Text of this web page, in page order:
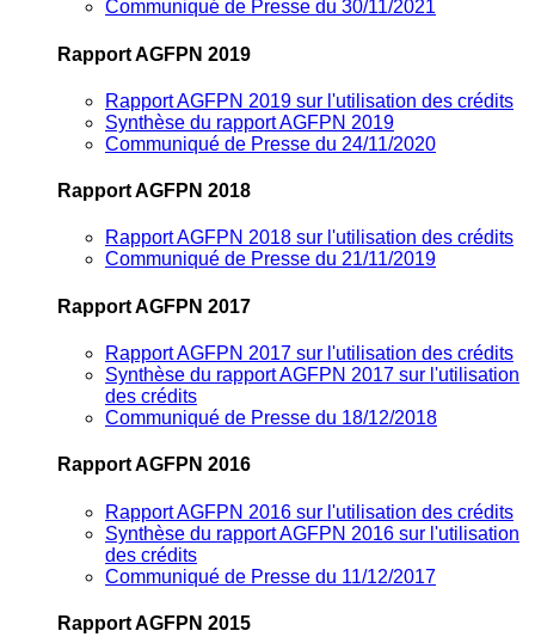
Communiqué de Presse du 30/11/2021
Rapport AGFPN 2019
Rapport AGFPN 2019 sur l'utilisation des crédits
Synthèse du rapport AGFPN 2019
Communiqué de Presse du 24/11/2020
Rapport AGFPN 2018
Rapport AGFPN 2018 sur l'utilisation des crédits
Communiqué de Presse du 21/11/2019
Rapport AGFPN 2017
Rapport AGFPN 2017 sur l'utilisation des crédits
Synthèse du rapport AGFPN 2017 sur l'utilisation
des crédits
Communiqué de Presse du 18/12/2018
Rapport AGFPN 2016
Rapport AGFPN 2016 sur l'utilisation des crédits
Synthèse du rapport AGFPN 2016 sur l'utilisation
des crédits
Communiqué de Presse du 11/12/2017
Rapport AGFPN 2015